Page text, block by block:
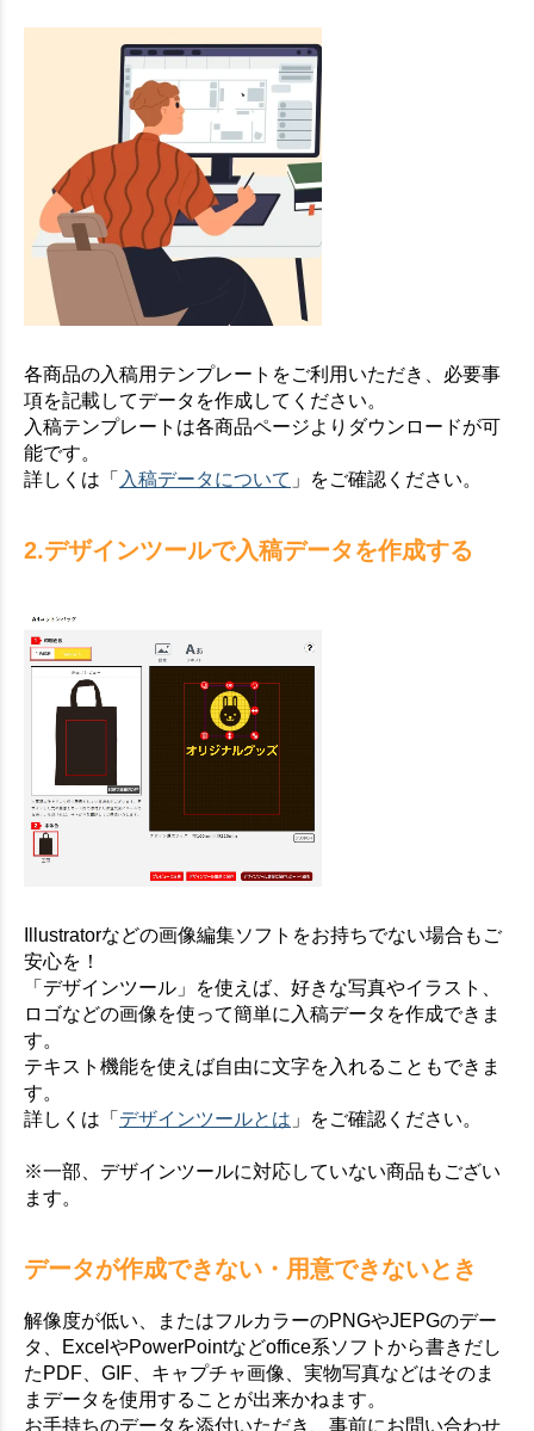
各商品の入稿用テンプレートをご利用いただき、必要事
項を記載してデータを作成してください。
入稿テンプレートは各商品ページよりダウンロードが可
能です。
詳しくは「 入稿データについて 」をご確認ください。
2.デザインツールで入稿データを作成する
Illustratorなどの画像編集ソフトをお持ちでない場合もご
安心を！
「デザインツール」を使えば、好きな写真やイラスト、
ロゴなどの画像を使って簡単に入稿データを作成できま
す。
テキスト機能を使えば自由に文字を入れることもできま
す。
詳しくは「 デザインツールとは 」をご確認ください。
※一部、デザインツールに対応していない商品もござい
ます。
データが作成できない・用意できないとき
解像度が低い、またはフルカラーのPNGやJEPGのデー
タ、ExcelやPowerPointなどoffice系ソフトから書きだし
たPDF、GIF、キャプチャ画像、実物写真などはそのま
まデータを使用することが出来かねます。
お手持ちのデータを添付いただき、事前にお問い合わせ